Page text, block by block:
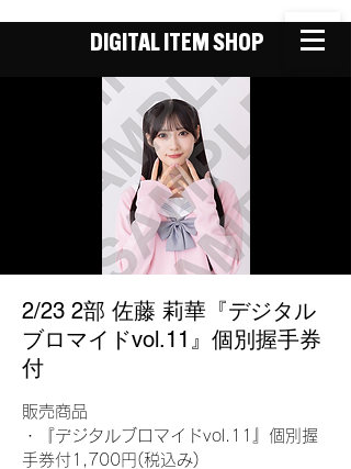
DIGITAL ITEM SHOP
2/23 2部 佐藤 莉華『デジタル
ブロマイドvol.11』個別握手券
付
販売商品
・『デジタルブロマイドvol.11』個別握
手券付1,700円(税込み)